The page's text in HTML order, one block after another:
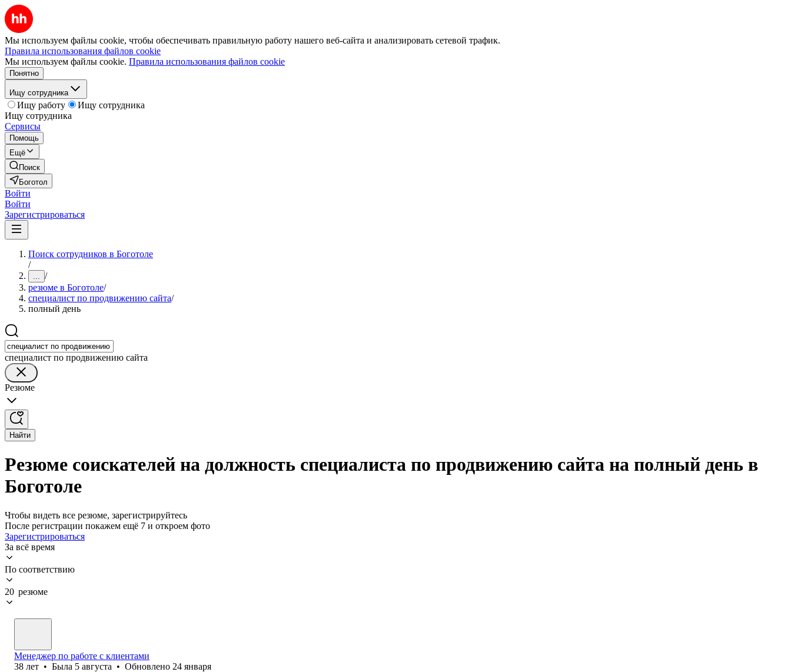
Мы используем файлы cookie, чтобы обеспечивать правильную работу нашего веб-сайта и анализировать сетевой трафик.
Правила использования файлов cookie
Мы используем файлы cookie. Правила использования файлов cookie
Понятно
Ищу сотрудника
Ищу работу
Ищу сотрудника
Ищу сотрудника
Сервисы
Помощь
Ещё
Поиск
Боготол
Войти
Войти
Зарегистрироваться
Поиск сотрудников в Боготоле
/
... /
резюме в Боготоле/
специалист по продвижению сайта/
полный день
специалист по продвижению сайта
Резюме
Найти
Резюме соискателей на должность специалиста по продвижению сайта на полный день в
Боготоле
Чтобы видеть все резюме, зарегистрируйтесь
После регистрации покажем ещё 7 и откроем фото
Зарегистрироваться
За всё время
По соответствию
20 резюме
Менеджер по работе с клиентами
38 лет • Была 5 августа • Обновлено 24 января